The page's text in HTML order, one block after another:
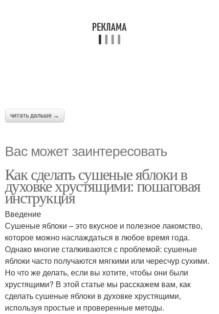
читать дальше →
Вас может заинтересовать
Как сделать сушеные яблоки в
духовке хрустящими: пошаговая
инструкция
Введение
Сушеные яблоки – это вкусное и полезное лакомство,
которое можно наслаждаться в любое время года.
Однако многие сталкиваются с проблемой: сушеные
яблоки часто получаются мягкими или чересчур сухими.
Но что же делать, если вы хотите, чтобы они были
хрустящими? В этой статье мы расскажем вам, как
сделать сушеные яблоки в духовке хрустящими,
используя простые и проверенные методы.